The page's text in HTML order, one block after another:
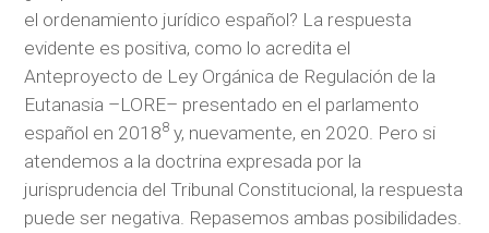
el ordenamiento jurídico español? La respuesta
evidente es positiva, como lo acredita el
Anteproyecto de Ley Orgánica de Regulación de la
Eutanasia –LORE– presentado en el parlamento
español en 20188 y, nuevamente, en 2020. Pero si
atendemos a la doctrina expresada por la
jurisprudencia del Tribunal Constitucional, la respuesta
puede ser negativa. Repasemos ambas posibilidades.